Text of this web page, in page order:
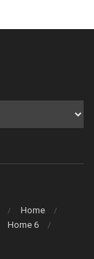
Home
Home 6